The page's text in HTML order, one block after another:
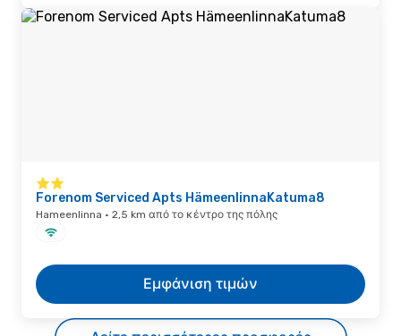
Forenom Serviced Apts HämeenlinnaKatuma8
Hameenlinna · 2,5 km από το κέντρο της πόλης
Εμφάνιση τιμών